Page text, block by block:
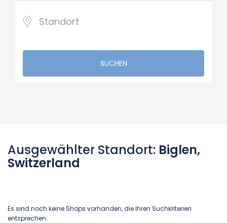
SUCHEN
Ausgewählter Standort: Biglen,
Switzerland
Es sind noch keine Shops vorhanden, die Ihren Suchkriterien
entsprechen.